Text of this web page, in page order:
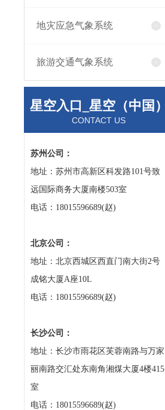
地灾应急气象系统
旅游交通气象系统
星空入口_星空（中国）
CONTACT US
苏州公司：
地址：苏州市高新区科发路101号致
远国际商务大厦南楼503室
电话：18015596689(赵)
北京公司：
地址：北京西城区西直门南大街2号
成铭大厦A座10L
电话：18015596689(赵)
长沙公司：
地址：长沙市雨花区芙蓉南路与万家
丽南路交汇处东南角湘煤大厦4楼415
室
电话：18015596689(赵)